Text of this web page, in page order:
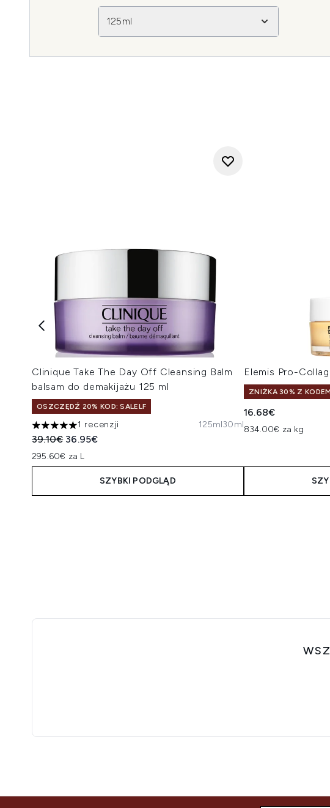
125ml
Clinique Take The Day Off Cleansing Balm
balsam do demakijażu 125 ml
OSZCZĘDŹ 20% KOD: SALELF
5 gwiazdek na maksymalnie 5
1 recenzji
Sugerowana cena detaliczna:
39.10€ Aktualna cena:
36.95€
295.60€ za L
125ml30ml
SZYBKI PODGLĄD
Elemis Pro-
ZNIŻKA 30% Z
16.68€
834.00€ za kg